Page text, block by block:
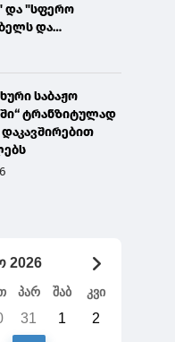
და "სფერო
და
8 წლით
საბაჟო
ტრანზიტულად
2026
პარ შაბ კვი
31 1 2